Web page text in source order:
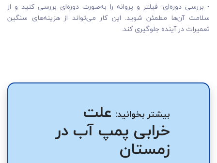
• بررسی دوره‌ای: فیلتر و پروانه را به‌صورت دوره‌ای بررسی کنید و از
سلامت آن‌ها مطمئن شوید. این کار می‌تواند از هزینه‌های سنگین
تعمیرات در آینده جلوگیری کند.
بیشتر بخوانید: علت
خرابی پمپ آب در
زمستان